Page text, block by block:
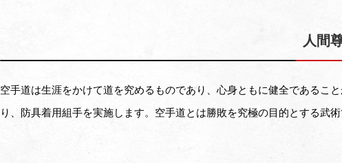
人間
空手道は生涯をかけて道を究めるものであり、心身ともに健全であるこ
り、防具着用組手を実施します。空手道とは勝敗を究極の目的とする武